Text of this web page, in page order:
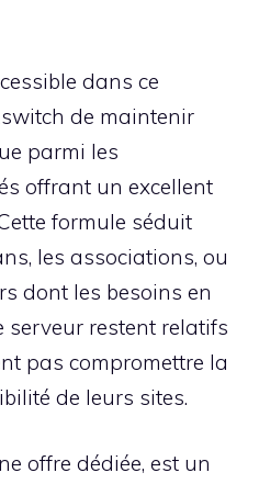
dans ce
de maintenir
parmi les
offrant un excellent
formule séduit
les associations, ou
dont les besoins en
serveur restent relatifs
pas compromettre la
de leurs sites.
offre dédiée, est un